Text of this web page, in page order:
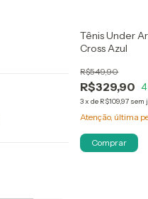
Tênis Under
Cross Azul
R$329,90
R$549,90
3xde R$109,97 sem
Atenção, última
Comprar